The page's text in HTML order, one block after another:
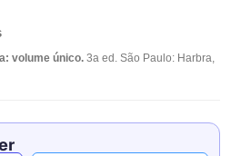
volume único. 3a ed. São Paulo: Harbra,